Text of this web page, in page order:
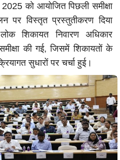
को आयोजित पिछली समीक्षा
पर विस्तृत प्रस्तुतीकरण दिया
शिकायत निवारण अधिकार
की गई, जिसमें शिकायतों के
सुधारों पर चर्चा हुई।